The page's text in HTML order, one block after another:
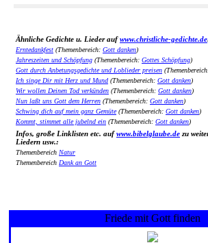
Ähnliche Gedichte u. Lieder aufwww.christliche-gedichte.de
Erntedankfest (Themenbereich: Gott danken)
Jahreszeiten und Schöpfung (Themenbereich: Gottes Schöpfung)
Gott durch Anbetungsgedichte und Loblieder preisen
Ich singe Dir mit Herz und Mund (Themenbereich: Gott danken)
Wir wollen Deinen Tod verkünden (Themenbereich: Gott danken)
Nun laßt uns Gott dem Herren (Themenbereich: Gott danken)
Schwing dich auf mein ganz Gemüte(Themenbereich: Gott danken)
Kommt, stimmet alle jubelnd ein (Themenbereich: Gott danken)
Infos, große Linklisten etc. aufwww.bibelglaube.de zu
Liedern usw.:
Themenbereich Natur
Themenbereich Dank an Gott
Friede mit Gott finden